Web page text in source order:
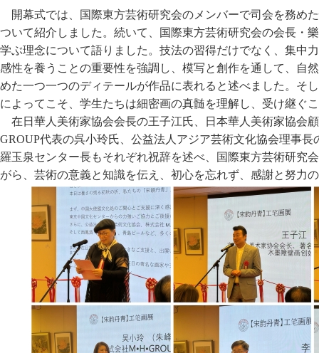
開幕式では、国際東方芸術研究会のメンバーで司会を務め
ついて紹介しました。続いて、国際東方芸術研究会の会長・
学ぶ理念について語りました。技法の習得だけでなく、集中
感性を養うことの重要性を強調し、模写と創作を通して、自
めた一つ一つのディテールが作品に表れると述べました。そ
によってこそ、学生たちは細密画の真髄を理解し、受け継ぐ
在日華人美術家協会会長の王子江氏、日本華人美術家協会
GROUP代表の呉小玲氏、公益法人アジア芸術文化協会理事
羅玉泉センター長もそれぞれ祝辞を述べ、国際東方芸術研究
がら、芸術の意義と知識を伝え、初心を忘れず、感謝と努力